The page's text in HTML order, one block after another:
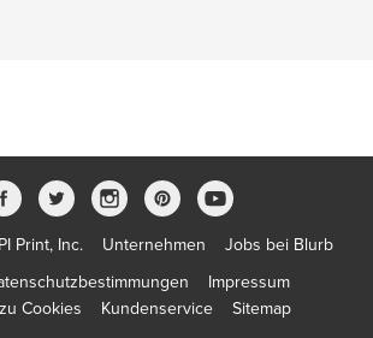
Print, Inc. Unternehmen
Jobs bei Blurb
Impressum
Cookies
Kundenservice Sitemap